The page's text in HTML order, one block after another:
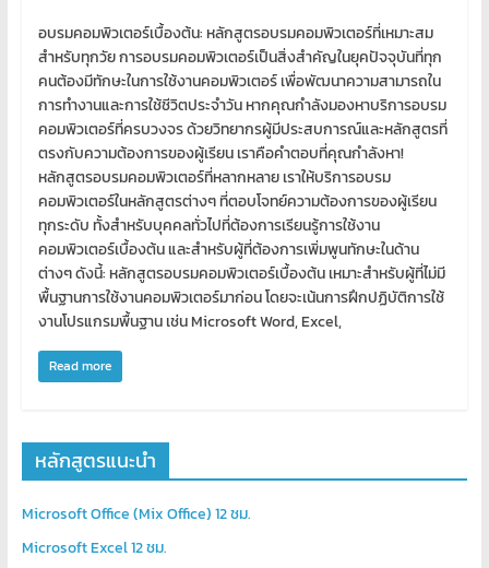
เว็บไซต์
จด
โดเมน
เช่า
สต์
ราคา
ถูก
รับ
เขียน
โปรแกรม
ตาม
สั่ง
สอน
อบรมคอมพิวเตอร์เบื้องต้น: หลักสูตรอบรมคอมพิวเตอร์ที่เหมาะสม
สำหรับทุกวัย การอบรมคอมพิวเตอร์เป็นสิ่งสำคัญในยุคปัจจุบันที่ทุก
คนต้องมีทักษะในการใช้งานคอมพิวเตอร์ เพื่อพัฒนาความสามารถใน
การทำงานและการใช้ชีวิตประจำวัน หากคุณกำลังมองหาบริการอบรม
คอมพิวเตอร์ที่ครบวงจร ด้วยวิทยากรผู้มีประสบการณ์และหลักสูตรที่
ตรงกับความต้องการของผู้เรียน เราคือคำตอบที่คุณกำลังหา!
หลักสูตรอบรมคอมพิวเตอร์ที่หลากหลาย เราให้บริการอบรม
คอมพิวเตอร์ในหลักสูตรต่างๆ ที่ตอบโจทย์ความต้องการของผู้เรียน
ทุกระดับ ทั้งสำหรับบุคคลทั่วไปที่ต้องการเรียนรู้การใช้งาน
คอมพิวเตอร์เบื้องต้น และสำหรับผู้ที่ต้องการเพิ่มพูนทักษะในด้าน
ต่างๆ ดังนี้: หลักสูตรอบรมคอมพิวเตอร์เบื้องต้น เหมาะสำหรับผู้ที่ไม่มี
พื้นฐานการใช้งานคอมพิวเตอร์มาก่อน โดยจะเน้นการฝึกปฏิบัติการใช้
งานโปรแกรมพื้นฐาน เช่น Microsoft Word, Excel,
Read more
หลักสูตรแนะนำ
Microsoft Office (Mix Office) 12 ชม.
Microsoft Excel 12 ชม.